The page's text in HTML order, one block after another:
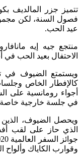
تتميز جزر المالديف
فصول السنة، لكن
عيد الحب.
منتجع جيه إيه
الاحتفال بعيد الحب في
ويستمتع الضيوف في
كالإفطار الخاص
أجواء رومانسية على
في جلسة خارجية
ويحصل الضيوف، الذين
الذي حاز على لقب
وقوارب الكاياك وألواح